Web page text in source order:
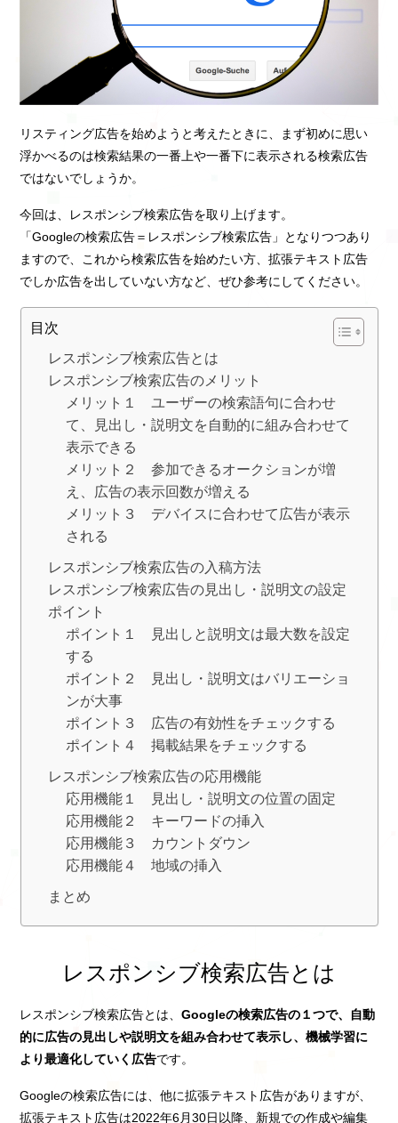
リスティング広告を始めようと考えたときに、まず初めに思い
浮かべるのは検索結果の一番上や一番下に表示される検索広告
ではないでしょうか。
今回は、レスポンシブ検索広告を取り上げます。
「Googleの検索広告＝レスポンシブ検索広告」となりつつあり
ますので、これから検索広告を始めたい方、拡張テキスト広告
でしか広告を出していない方など、ぜひ参考にしてください。
目次
レスポンシブ検索広告とは
レスポンシブ検索広告のメリット
メリット１ ユーザーの検索語句に合わせ
て、見出し・説明文を自動的に組み合わせて
表示できる
メリット２ 参加できるオークションが増
え、広告の表示回数が増える
メリット３ デバイスに合わせて広告が表示
される
レスポンシブ検索広告の入稿方法
レスポンシブ検索広告の見出し・説明文の設定
ポイント
ポイント１ 見出しと説明文は最大数を設定
する
ポイント２ 見出し・説明文はバリエーショ
ンが大事
ポイント３ 広告の有効性をチェックする
ポイント４ 掲載結果をチェックする
レスポンシブ検索広告の応用機能
応用機能１ 見出し・説明文の位置の固定
応用機能２ キーワードの挿入
応用機能３ カウントダウン
応用機能４ 地域の挿入
まとめ
レスポンシブ検索広告とは
レスポンシブ検索広告とは、Googleの検索広告の１つで、自動
的に広告の見出しや説明文を組み合わせて表示し、機械学習に
より最適化していく広告です。
Googleの検索広告には、他に拡張テキスト広告がありますが、
拡張テキスト広告は2022年6月30日以降、新規での作成や編集